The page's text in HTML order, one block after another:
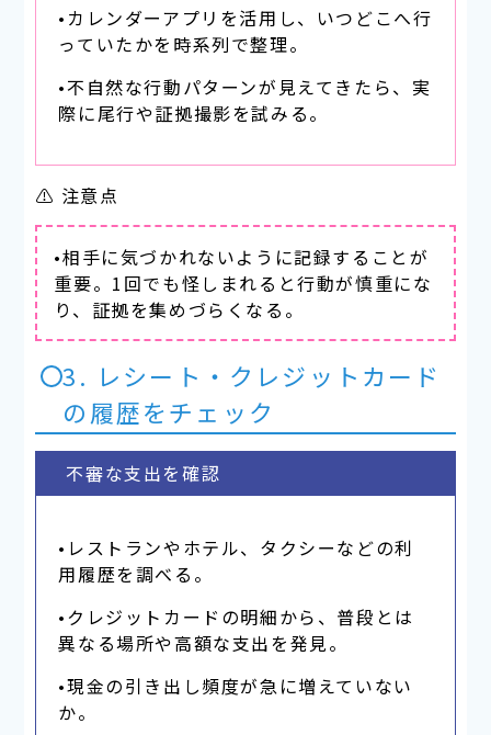
•カレンダーアプリを活用し、いつどこへ行
っていたかを時系列で整理。
•不自然な行動パターンが見えてきたら、実
際に尾行や証拠撮影を試みる。
⚠ 注意点
•相手に気づかれないように記録することが
重要。1回でも怪しまれると行動が慎重にな
り、証拠を集めづらくなる。
3. レシート・クレジットカード
の履歴をチェック
不審な支出を確認
•レストランやホテル、タクシーなどの利
用履歴を調べる。
•クレジットカードの明細から、普段とは
異なる場所や高額な支出を発見。
•現金の引き出し頻度が急に増えていない
か。